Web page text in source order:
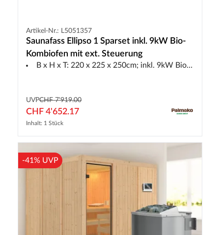
Artikel-Nr.: L5051357
Saunafass Ellipso 1 Sparset inkl. 9kW Bio-
Kombiofen mit ext. Steuerung
B x H x T: 220 x 225 x 250cm; inkl. 9kW Bio-Ofen mit ext. Steuerung
UVPCHF 7'919.00
CHF 4'652.17
Inhalt: 1 Stück
-41% UVP